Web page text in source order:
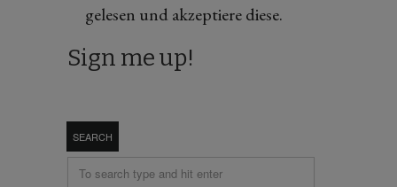
gelesen und akzeptiere diese.
SEARCH